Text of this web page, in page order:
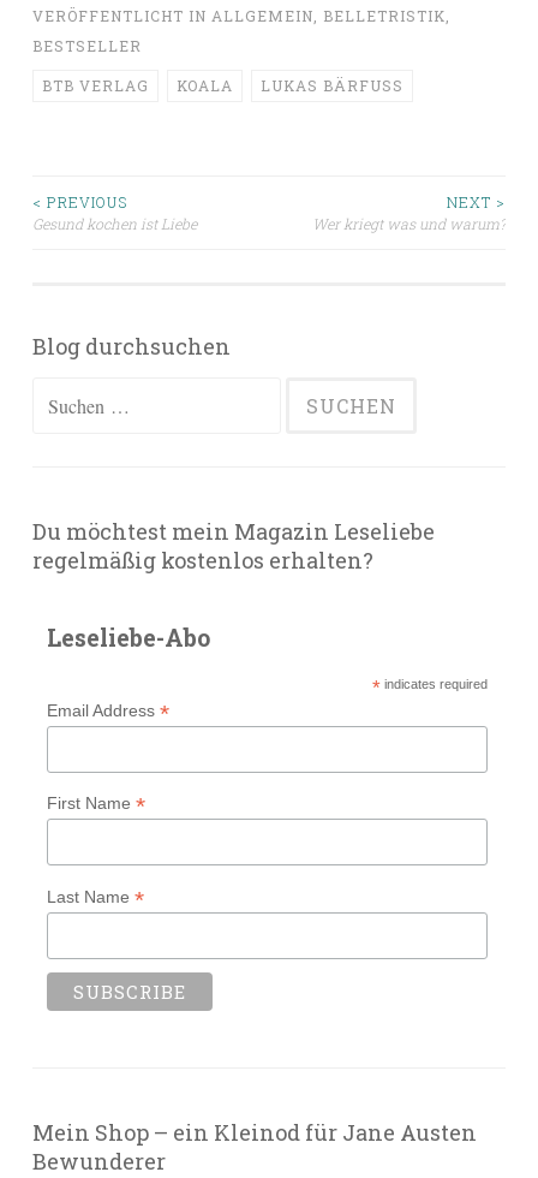
VERÖFFENTLICHT IN ALLGEMEIN BELLETRISTIK
BESTSELLER
BTB VERLAG KOALA LUKAS BÄRFUSS
Beitragsnavigation
< PREVIOUS
Gesund kochen ist Liebe
NEXT >
Wer kriegt was und warum?
Blog durchsuchen
Suchen
Du möchtest mein Magazin Leseliebe
regelmäßig kostenlos erhalten?
Leseliebe-Abo
*indicates required
Email Address *
First Name *
Last Name *
Mein Shop – ein Kleinod für Jane Austen
Bewunderer